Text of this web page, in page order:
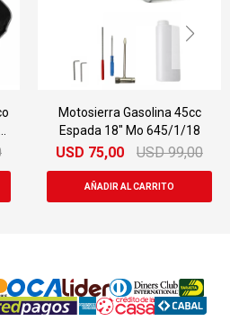
18
Motosierra A Gasolina De
58cc Forest & Garden
20" Mo 758/20
USD 94,00 USD